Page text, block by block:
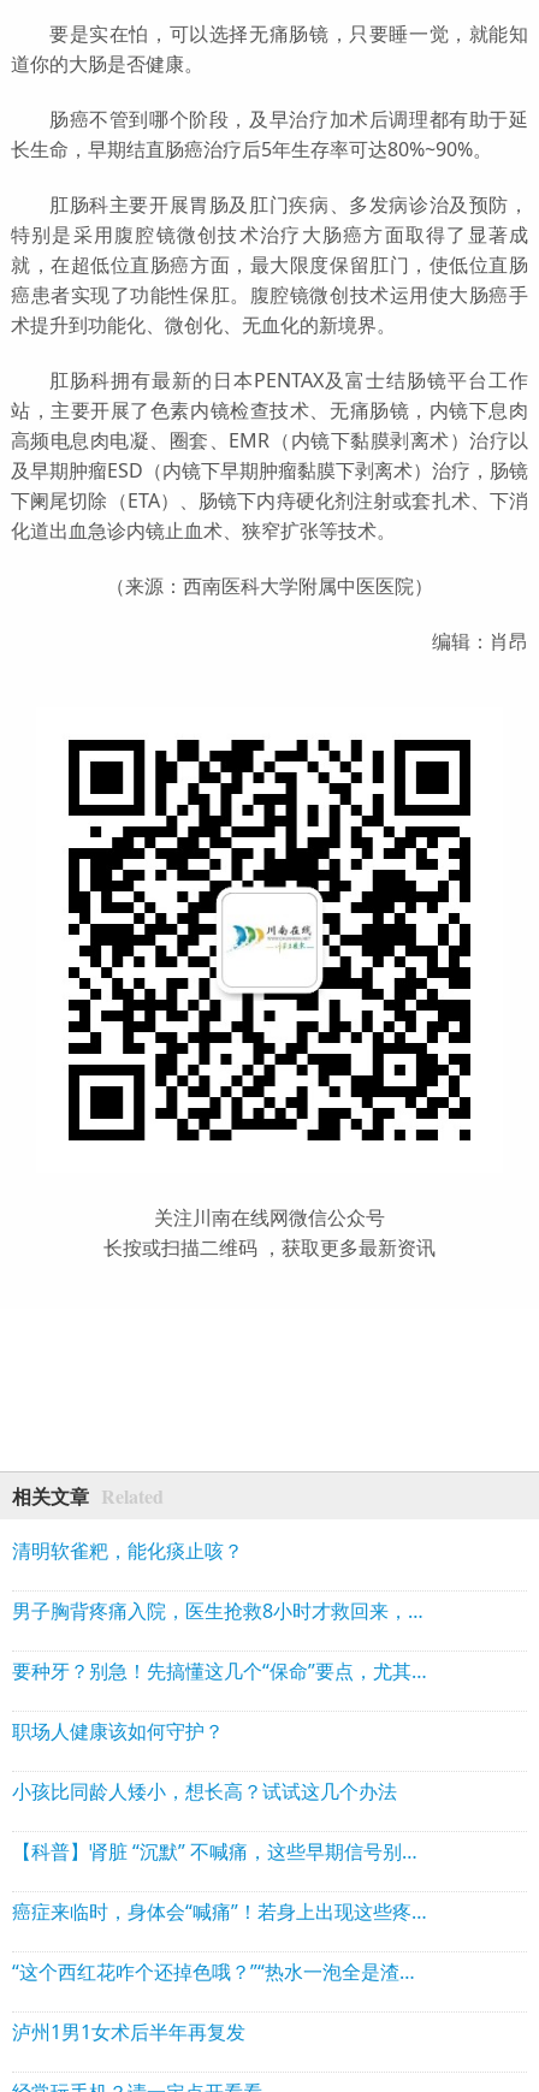
要是实在怕，可以选择无痛肠镜，只要睡一觉，就能知
道你的大肠是否健康。
肠癌不管到哪个阶段，及早治疗加术后调理都有助于延
长生命，早期结直肠癌治疗后5年生存率可达80%~90%。
肛肠科主要开展胃肠及肛门疾病、多发病诊治及预防，
特别是采用腹腔镜微创技术治疗大肠癌方面取得了显著成
就，在超低位直肠癌方面，最大限度保留肛门，使低位直肠
癌患者实现了功能性保肛。腹腔镜微创技术运用使大肠癌手
术提升到功能化、微创化、无血化的新境界。
肛肠科拥有最新的日本PENTAX及富士结肠镜平台工作
站，主要开展了色素内镜检查技术、无痛肠镜，内镜下息肉
高频电息肉电凝、圈套、EMR（内镜下黏膜剥离术）治疗以
及早期肿瘤ESD（内镜下早期肿瘤黏膜下剥离术）治疗，肠镜
下阑尾切除（ETA）、肠镜下内痔硬化剂注射或套扎术、下消
化道出血急诊内镜止血术、狭窄扩张等技术。
（来源：西南医科大学附属中医医院）
编辑：肖昂
关注川南在线网微信公众号
长按或扫描二维码 ，获取更多最新资讯
相关文章 Related
清明软雀粑，能化痰止咳？
男子胸背疼痛入院，医生抢救8小时才救回来，这些人一定要当心
要种牙？别急！先搞懂这几个“保命”要点，尤其老年人
职场人健康该如何守护？
小孩比同龄人矮小，想长高？试试这几个办法
【科普】肾脏 “沉默” 不喊痛，这些早期信号别忽视
癌症来临时，身体会“喊痛”！若身上出现这些疼痛，要当心
“这个西红花咋个还掉色哦？”“热水一泡全是渣渣？”泸州大爷大妈特别注意
泸州1男1女术后半年再复发